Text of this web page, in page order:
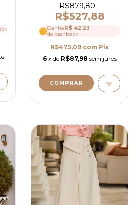
Cropped Tomara que
Caia - Ref 4122
R$879,80
R$527,88
Ganhe R$ 42,23
de cashback
R$475,09 com Pix
6 x de R$87,98 sem juros
COMPRAR